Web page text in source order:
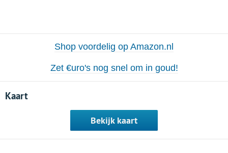
Shop voordelig op Amazon.nl
Zet €uro's nog snel om in goud!
Kaart
Bekijk kaart